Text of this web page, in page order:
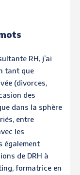
RH, j’ai
tant que
(divorces,
des
dans la sphère
entre
les
également
de DRH à
formatrice en